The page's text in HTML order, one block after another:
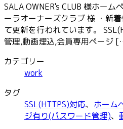
SALA OWNER's CLUB 様ホーム
ーラオーナーズクラブ 様 ・新
て更新を行われています。
管理,動画埋込,会員専用ページ
カテゴリー
work
タグ
SSL(HTTPS)対応、 ホーム
ジ有り(パスワード管理)、